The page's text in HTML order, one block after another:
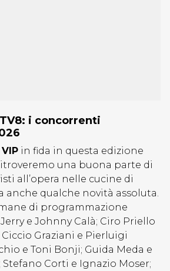
i concorrenti
in fida in questa edizione
una buona parte di
all’opera nelle cucine di
anche qualche novità assoluta.
di programmazione
e Johnny Calà; Ciro Priello
Graziani e Pierluigi
e Toni Bonji; Guida Meda e
Stefano Corti e Ignazio Moser;